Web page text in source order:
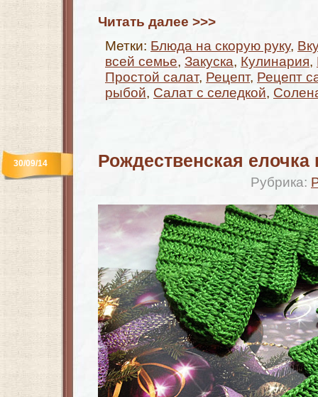
Читать далее >>>
Метки: Блюда на скорую руку,
всей семье, Закуска, Кулинария,
Простой салат, Рецепт, Рецепт
рыбой, Салат с селедкой,
Рождественская
Рубрика:
30/09/14